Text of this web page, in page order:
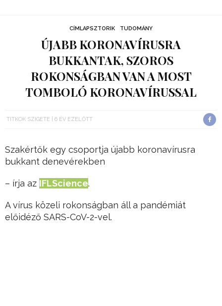
CÍMLAPSZTORIK TUDOMÁNY
ÚJABB KORONAVÍRUSRA
BUKKANTAK, SZOROS
ROKONSÁGBAN VAN A MOST
TOMBOLÓ KORONAVÍRUSSAL
TITKOK SZIGETE 6 ÉV EZELŐTT
Szakértők egy csoportja újabb koronavírusra
bukkant denevérekben
– írja az IFLScience.
A vírus közeli rokonságban áll a pandémiát
előidéző SARS-CoV-2-vel.